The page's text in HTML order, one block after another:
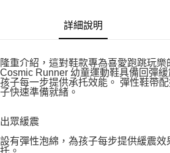
詳細說明
隆重介紹，這對鞋款專為喜愛跑跳玩
Cosmic Runner 幼童運動鞋具備回彈
孩子每一步提供承托效能。 彈性鞋帶
子快速準備就緒。
出眾緩震
設有彈性泡綿，為孩子每步提供緩震
托。